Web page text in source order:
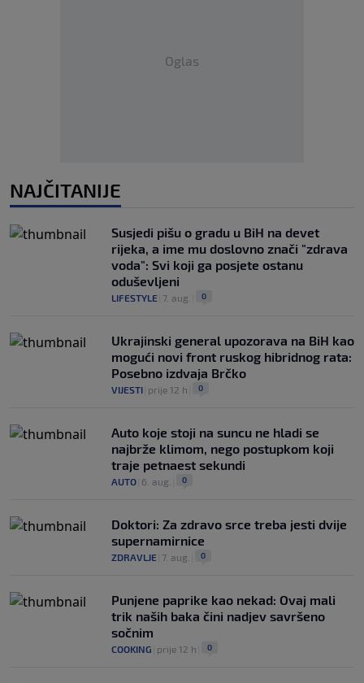
Oglas
NAJČITANIJE
Susjedi pišu o gradu u BiH na devet
rijeka, a ime mu doslovno znači "zdrava
voda": Svi koji ga posjete ostanu
oduševljeni
LIFESTYLE 7. aug. 0
Ukrajinski general upozorava na BiH kao
mogući novi front ruskog hibridnog rata:
Posebno izdvaja Brčko
VIJESTI prije 12 h 0
Auto koje stoji na suncu ne hladi se
najbrže klimom, nego postupkom koji
traje petnaest sekundi
AUTO 6. aug. 0
Doktori: Za zdravo srce treba jesti dvije
supernamirnice
ZDRAVLJE 7. aug. 0
Punjene paprike kao nekad: Ovaj mali
trik naših baka čini nadjev savršeno
sočnim
COOKING prije 12 h 0